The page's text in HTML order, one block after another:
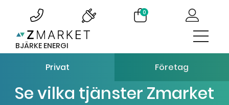
0
BJÄRKE ENERGI
Privat Företag
Se vilka tjänster Zmarket